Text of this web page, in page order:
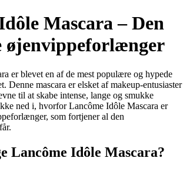
Mascara – Den
øjenvippeforlænger
er blevet en af de mest populære og hypede
Denne mascara er elsket af makeup-entusiaster
til at skabe intense, lange og smukke
ned i, hvorfor Lancôme Idôle Mascara er
som fortjener al den
Lancôme Idôle Mascara?